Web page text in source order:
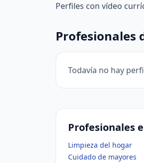
Perfiles con vídeo
Profesionales
Todavía no hay
Profesionales
Limpieza del hogar
Cuidado de mayores